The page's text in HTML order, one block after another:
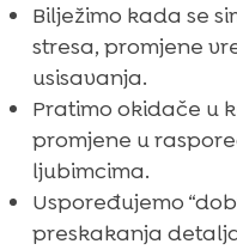
Bilježimo kada se
stresa, promjene
usisavanja.
Pratimo okidače u
promjene u
ljubimcima.
Uspoređujemo
preskakanja